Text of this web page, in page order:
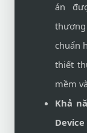
án
chuẩn
thiết
mềm
Khả